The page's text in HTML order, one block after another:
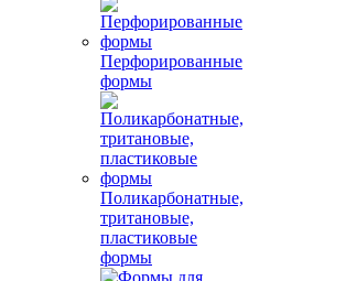
Перфорированные
формы
Поликарбонатные,
тритановые,
пластиковые
формы